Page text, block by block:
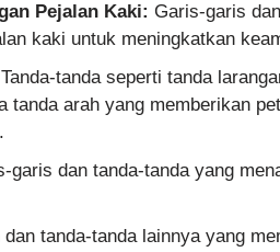
Pejalan Kaki: Garis-garis
kaki untuk meningkatkan
Tanda-tanda seperti tanda
tanda arah yang memberikan
garis dan tanda-tanda yang
dan tanda-tanda lainnya yang